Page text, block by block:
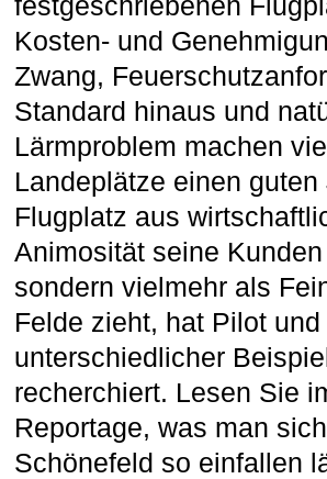
Kosten- und
Zwang,
Standard hinaus und
Lärmproblem machen
Landeplätze einen
Flugplatz aus
Animosität seine
sondern vielmehr als
Felde zieht, hat Pilot
unterschiedlicher
recherchiert. Lesen Sie
Reportage, was man
Schönefeld so einfallen